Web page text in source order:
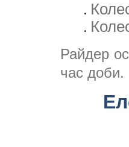
Райдер
час доби.